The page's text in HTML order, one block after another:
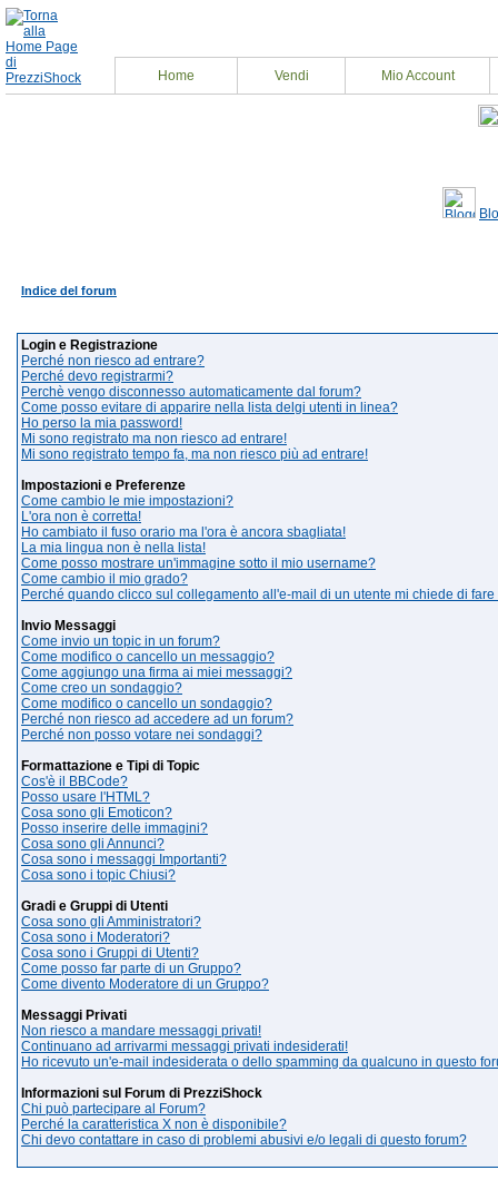
Home Vendi Mio Account
Indice del forum
Login e Registrazione
Perché non riesco ad entrare?
Perché devo registrarmi?
Perchè vengo disconnesso automaticamente dal forum?
Come posso evitare di apparire nella lista delgi utenti in linea?
Ho perso la mia password!
Mi sono registrato ma non riesco ad entrare!
Mi sono registrato tempo fa, ma non riesco più ad entrare!
Impostazioni e Preferenze
Come cambio le mie impostazioni?
L'ora non è corretta!
Ho cambiato il fuso orario ma l'ora è ancora sbagliata!
La mia lingua non è nella lista!
Come posso mostrare un'immagine sotto il mio username?
Come cambio il mio grado?
Perché quando clicco sul collegamento all'e-mail di un utente mi chiede di
Invio Messaggi
Come invio un topic in un forum?
Come modifico o cancello un messaggio?
Come aggiungo una firma ai miei messaggi?
Come creo un sondaggio?
Come modifico o cancello un sondaggio?
Perché non riesco ad accedere ad un forum?
Perché non posso votare nei sondaggi?
Formattazione e Tipi di Topic
Cos'è il BBCode?
Posso usare l'HTML?
Cosa sono gli Emoticon?
Posso inserire delle immagini?
Cosa sono gli Annunci?
Cosa sono i messaggi Importanti?
Cosa sono i topic Chiusi?
Gradi e Gruppi di Utenti
Cosa sono gli Amministratori?
Cosa sono i Moderatori?
Cosa sono i Gruppi di Utenti?
Come posso far parte di un Gruppo?
Come divento Moderatore di un Gruppo?
Messaggi Privati
Non riesco a mandare messaggi privati!
Continuano ad arrivarmi messaggi privati indesiderati!
Ho ricevuto un'e-mail indesiderata o dello spamming da qualcuno in questo
Informazioni sul Forum di PrezziShock
Chi può partecipare al Forum?
Perché la caratteristica X non è disponibile?
Chi devo contattare in caso di problemi abusivi e/o legali di questo forum?